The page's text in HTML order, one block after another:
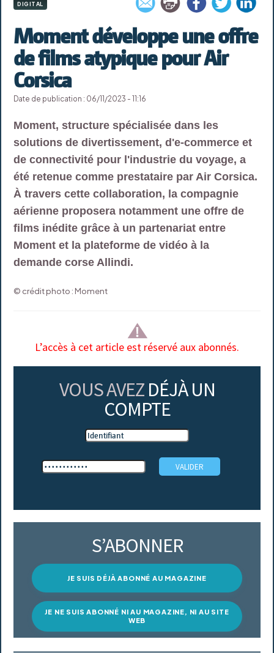
DIGITAL
Moment développe une offre
de films atypique pour Air
Corsica
Date de publication : 06/11/2023 - 11:16
Moment, structure spécialisée dans les
solutions de divertissement, d'e-commerce et
de connectivité pour l'industrie du voyage, a
été retenue comme prestataire par Air Corsica.
À travers cette collaboration, la compagnie
aérienne proposera notamment une offre de
films inédite grâce à un partenariat entre
Moment et la plateforme de vidéo à la
demande corse Allindi.
© crédit photo : Moment
L’accès à cet article est réservé aux abonnés.
VOUS AVEZ DÉJÀ UN
COMPTE
S’ABONNER
JE SUIS DÉJÀ ABONNÉ AU MAGAZINE
JE NE SUIS ABONNÉ NI AU MAGAZINE, NI AU SITE
WEB